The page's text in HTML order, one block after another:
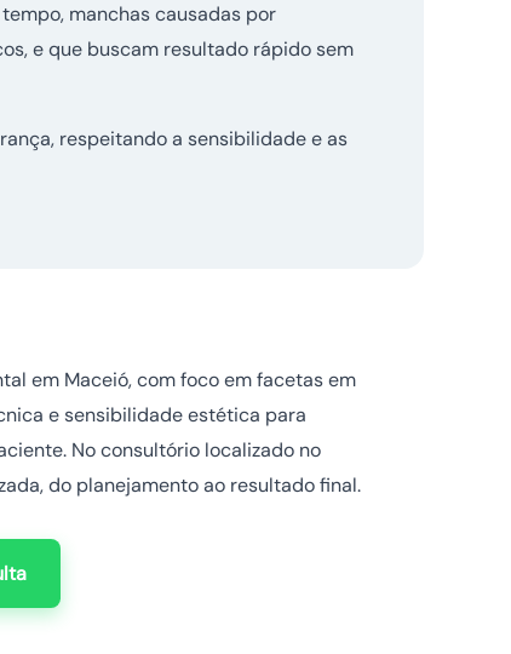
manchas causadas por
e que buscam resultado rápido sem
respeitando a sensibilidade e as
em Maceió, com foco em facetas em
e sensibilidade estética para
No consultório localizado no
do planejamento ao resultado final.